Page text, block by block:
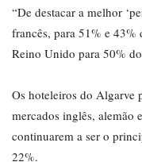
“De destacar a melhor
francês, para 51% e 43%
Reino Unido para 50%
Os hoteleiros do Algarve
mercados inglês, alemão
continuarem a ser o
22%.